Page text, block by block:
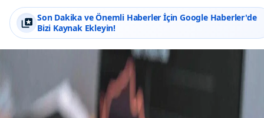
Son Dakika ve Önemli Haberler İçin Google Haberler'de
Bizi Kaynak Ekleyin!